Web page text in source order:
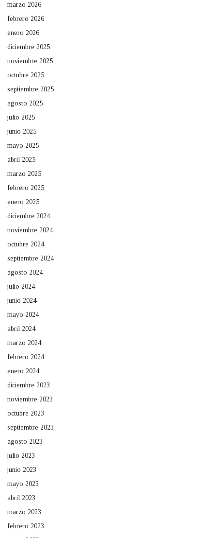
marzo 2026
febrero 2026
enero 2026
diciembre 2025
noviembre 2025
octubre 2025
septiembre 2025
agosto 2025
julio 2025
junio 2025
mayo 2025
abril 2025
marzo 2025
febrero 2025
enero 2025
diciembre 2024
noviembre 2024
octubre 2024
septiembre 2024
agosto 2024
julio 2024
junio 2024
mayo 2024
abril 2024
marzo 2024
febrero 2024
enero 2024
diciembre 2023
noviembre 2023
octubre 2023
septiembre 2023
agosto 2023
julio 2023
junio 2023
mayo 2023
abril 2023
marzo 2023
febrero 2023